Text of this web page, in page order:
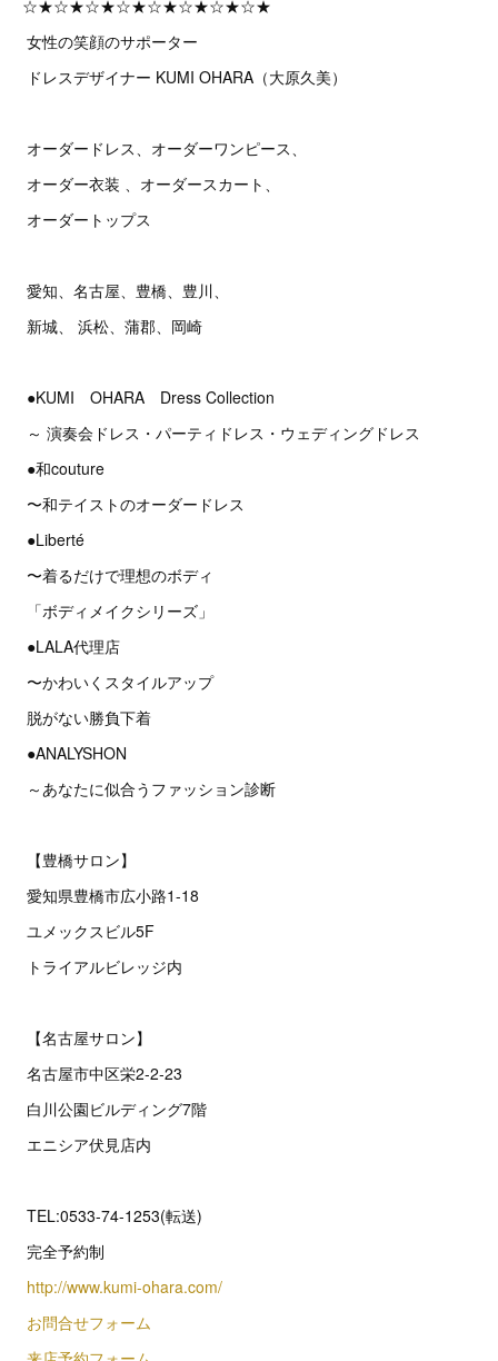
☆★☆★☆★☆★☆★☆★☆★☆★
女性の笑顔のサポーター
ドレスデザイナー KUMI OHARA（大原久美）
オーダードレス、オーダーワンピース、
オーダー衣装 、オーダースカート、
オーダートップス
愛知、名古屋、豊橋、豊川、
新城、 浜松、蒲郡、岡崎
●KUMI OHARA Dress Collection
～ 演奏会ドレス・パーティドレス・ウェディングドレス
●和couture
〜和テイストのオーダードレス
●Liberté
〜着るだけで理想のボディ
「ボディメイクシリーズ」
●LALA代理店
〜かわいくスタイルアップ
脱がない勝負下着
●ANALYSHON
～あなたに似合うファッション診断
【豊橋サロン】
愛知県豊橋市広小路1-18
ユメックスビル5F
トライアルビレッジ内
【名古屋サロン】
名古屋市中区栄2‐2‐23
白川公園ビルディング7階
エニシア伏見店内
TEL:0533-74-1253(転送)
完全予約制
http://www.kumi-ohara.com/
お問合せフォーム